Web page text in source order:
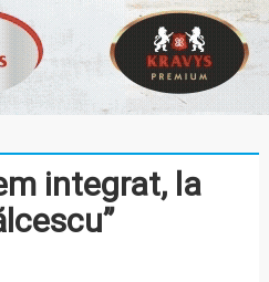
integrat, la